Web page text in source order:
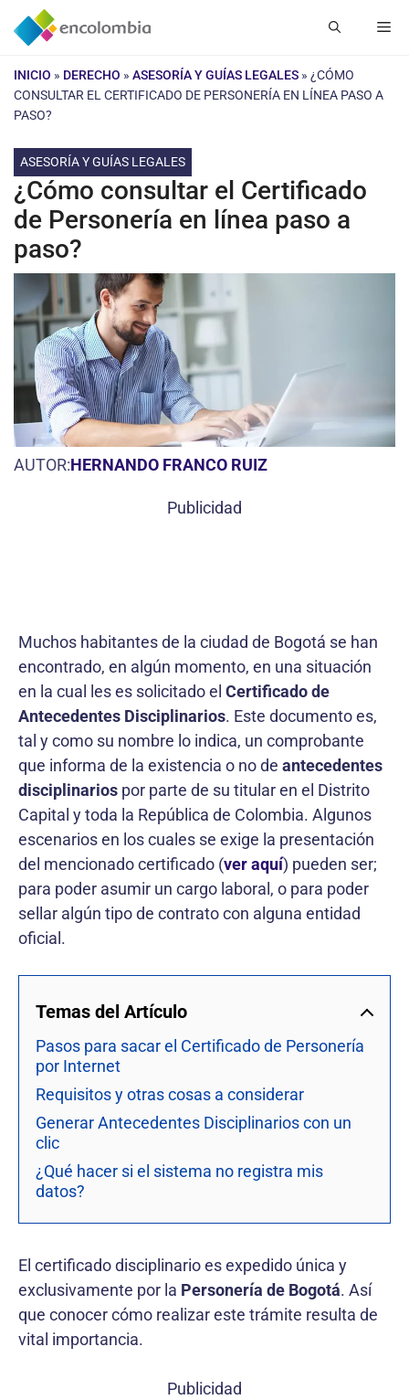
Saltar
INICIO » DERECHO » ASESORÍA Y GUÍAS LEGALES » ¿CÓMO
CONSULTAR EL CERTIFICADO DE PERSONERÍA EN LÍNEA PASO A
PASO?
ASESORÍA Y GUÍAS LEGALES
¿Cómo consultar el Certificado
de Personería en línea paso a
paso?
AUTOR:HERNANDO FRANCO RUIZ
Publicidad
Muchos habitantes de la ciudad de Bogotá se han
encontrado, en algún momento, en una situación
en la cual les es solicitado el Certificado de
Antecedentes Disciplinarios. Este documento es,
tal y como su nombre lo indica, un comprobante
que informa de la existencia o no de antecedentes
disciplinarios por parte de su titular en el Distrito
Capital y toda la República de Colombia. Algunos
escenarios en los cuales se exige la presentación
del mencionado certificado (ver aquí) pueden ser;
para poder asumir un cargo laboral, o para poder
sellar algún tipo de contrato con alguna entidad
oficial.
Temas del Artículo
Pasos para sacar el Certificado de Personería
por Internet
Requisitos y otras cosas a considerar
Generar Antecedentes Disciplinarios con un
clic
¿Qué hacer si el sistema no registra mis
datos?
El certificado disciplinario es expedido única y
exclusivamente por la Personería de Bogotá. Así
que conocer cómo realizar este trámite resulta de
vital importancia.
Publicidad